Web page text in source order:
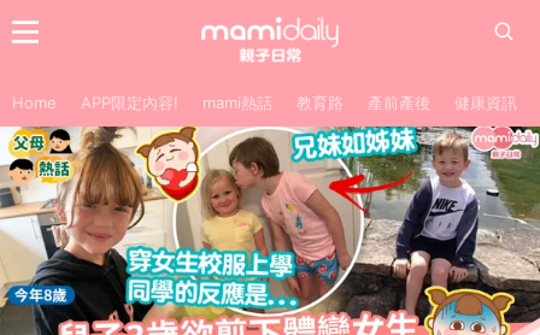
Home APP限定內容! mami熱話 教育路 產前產後 健康資訊